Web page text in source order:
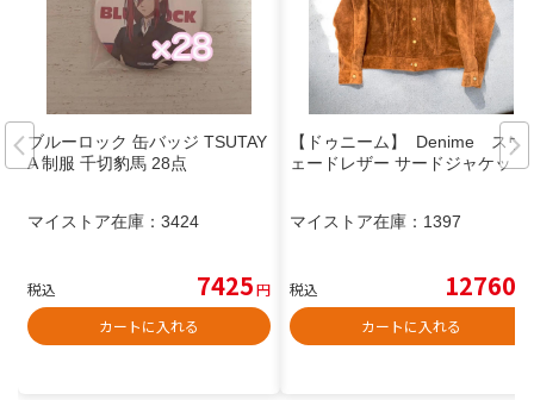
ブルーロック 缶バッジ TSUTAY
A 制服 千切豹馬 28点
マイストア在庫： 3424
税込 7425円
カートに入れる
【ドゥニーム】 Denime スウ
ェードレザー サードジャケット
マイストア在庫： 1397
税込 12760
カートに入れる